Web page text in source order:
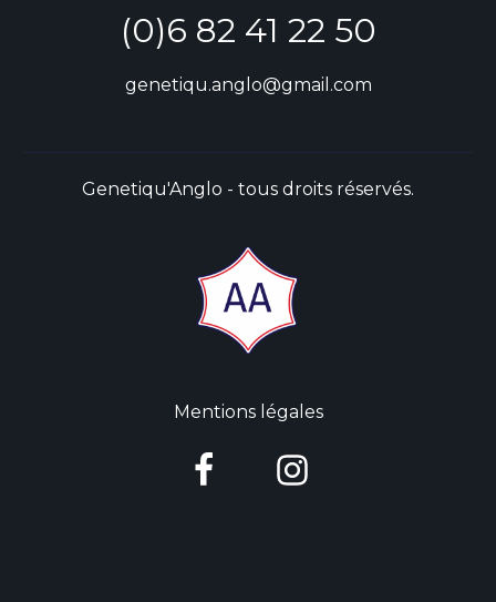
(0)6 82 41 22 50
genetiqu.anglo@gmail.com
Genetiqu'Anglo - tous droits réservés.
Mentions légales